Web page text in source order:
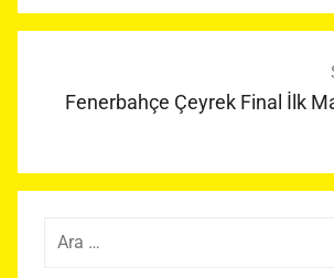
Fenerbahçe Çeyrek Final İlk
Arama: